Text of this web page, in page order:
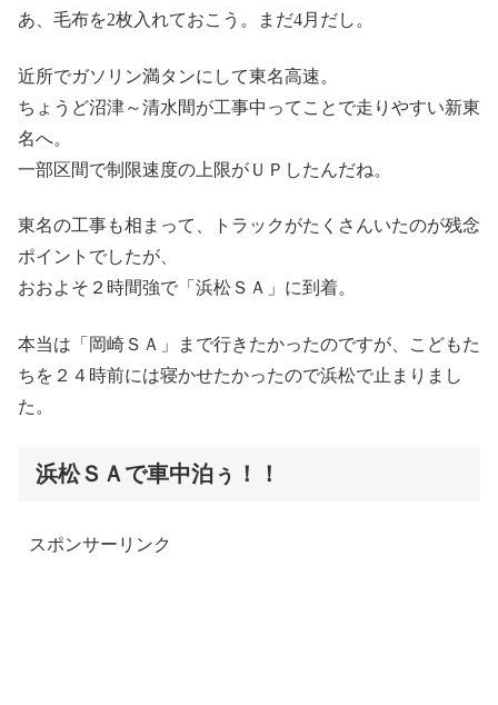
あ、毛布を2枚入れておこう。まだ4月だし。
近所でガソリン満タンにして東名高速。
ちょうど沼津～清水間が工事中ってことで走りやすい新東
名へ。
一部区間で制限速度の上限がＵＰしたんだね。
東名の工事も相まって、トラックがたくさんいたのが残念
ポイントでしたが、
おおよそ２時間強で「浜松ＳＡ」に到着。
本当は「岡崎ＳＡ」まで行きたかったのですが、こどもた
ちを２４時前には寝かせたかったので浜松で止まりまし
た。
浜松ＳＡで車中泊ぅ！！
スポンサーリンク